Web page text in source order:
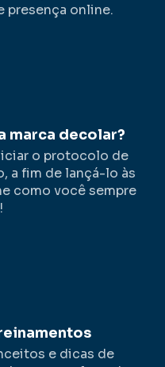
presença online.
marca decolar?
o protocolo de
a fim de lançá-lo às
como você sempre
e dicas de